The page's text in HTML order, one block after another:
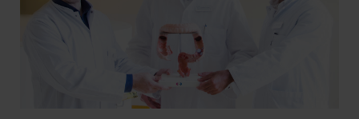
festgelegt.